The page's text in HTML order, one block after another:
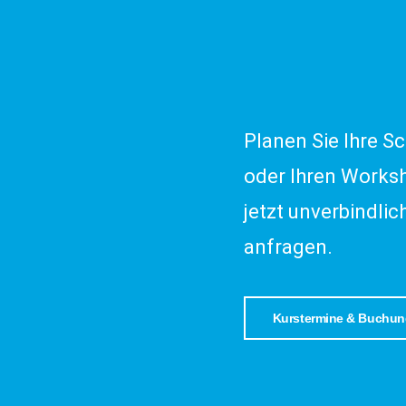
Planen Sie Ihre
oder Ihren
jetzt
anfragen.
Kurstermine &